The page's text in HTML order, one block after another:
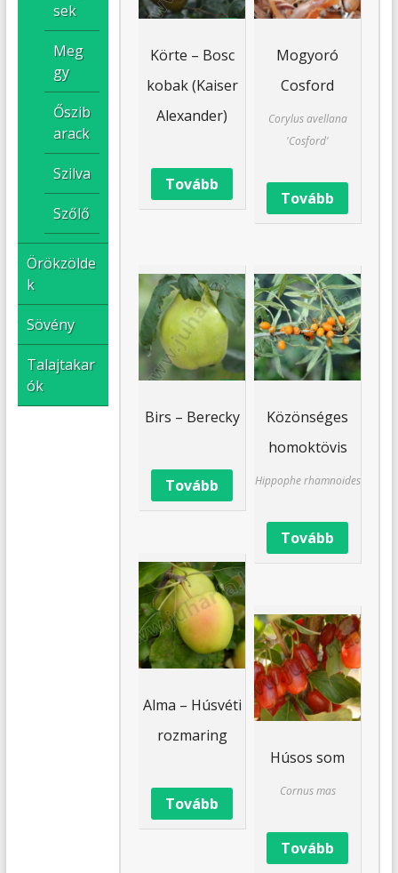
Körte – Bosc
kobak (Kaiser
Alexander)
Tovább
Mogyoró
Cosford
Corylus avellana
'Cosford'
Tovább
Birs – Berecky
Tovább
Közönséges
homoktövis
Hippophe rhamnoides
Tovább
Alma – Húsvéti
rozmaring
Tovább
Húsos som
Cornus mas
Tovább
sek
Meg
gy
Őszib
arack
Szilva
Szőlő
Örökzölde
k
Sövény
Talajtakar
ók